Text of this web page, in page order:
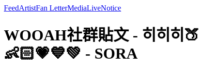
FeedArtistFan LetterMediaLiveNotice
WOOAH社群貼文 - 히히히🍑
👶🏻💗💙💚 - SORA